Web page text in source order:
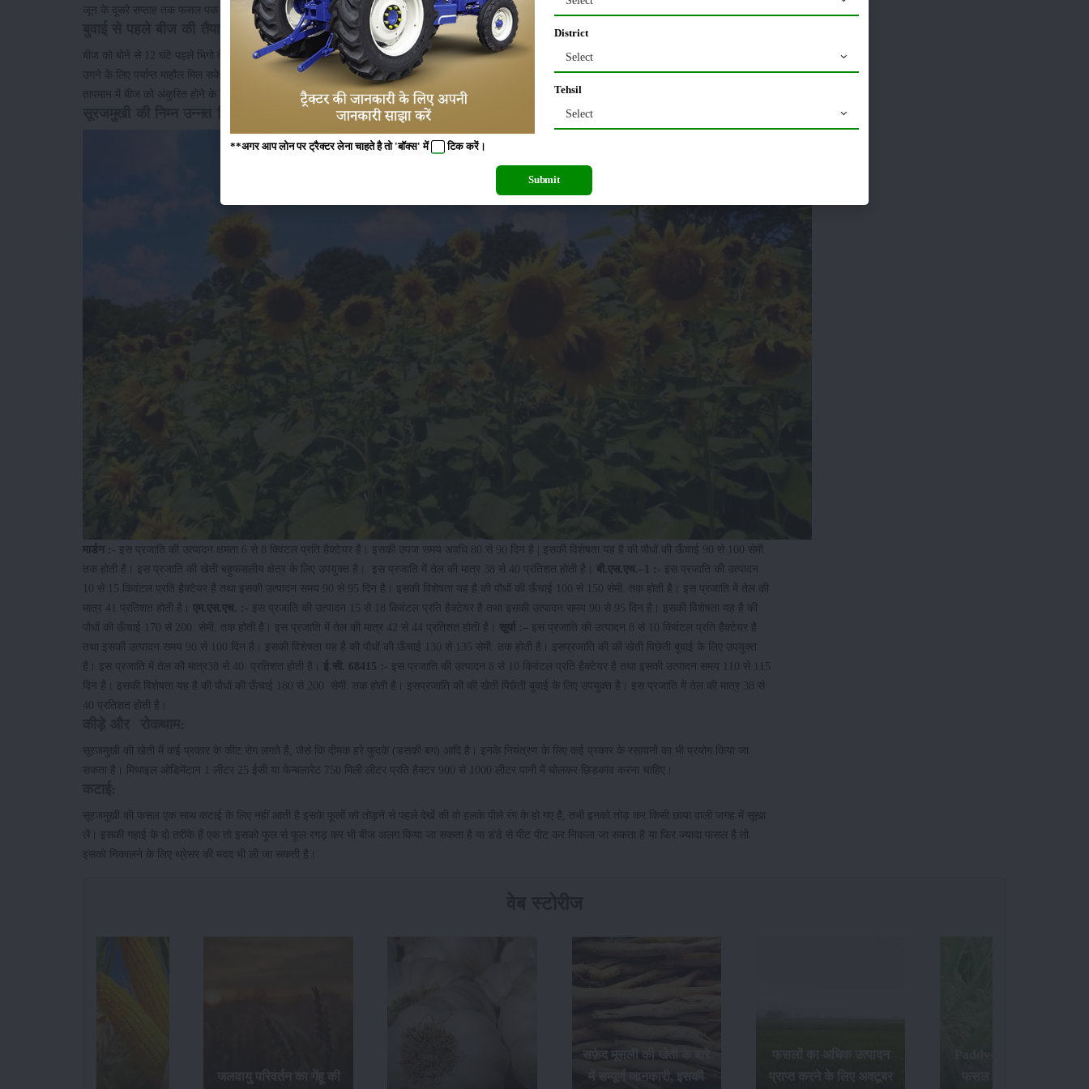
जून के दूसरे सप्ताह तक फसल पक कर तैयार हो जानी चाहिए जिससे की बारिश शुरू होने से पहले घर आ जानी चाहिए। बारिश की वजह से इसमें बहुत नुकसान होता है।
बीज को बोने से 12 घंटे पहले भिगो देना चाहिए और बाद में निकाल कर इसे छाया में सुखा देना चाहिए। इसकी बुवाई दोपहर बाद करनी चाहिए जिससे कि इसके बीज को खेत में ठन्डे में
उगने के लिए पर्याप्त माहौल मिल सके। गर्मी के मौसम में हमेशा याद रखें ज्यादातर बीजों को भिगोकर बोने की सलाह दी जाती है क्योंकि गर्मी में तापमान दिन में बहुत ज्यादा होता है इस
तापमान में बीज को अंकुरित होने के लिए पर्याप्त नमी नहीं मिल पाती है।
मार्डन :- इस प्रजाति की उत्पादन क्षमता 6 से 8 क्विंटल प्रति हैक्टेयर है। इसकी उपज समय अवधि 80 से 90 दिन है | इसकी विशेषता यह है की पौधों की ऊँचाई 90 से 100 सेमी.
तक होती है। इस प्रजाति की खेती बहुफसलीय क्षेत्र के लिए उपयुक्त है। इस प्रजाति में तेल की मात्र 38 से 40 प्रतिशत होती है। बी.एस.एच.–1 :- इस प्रजाति की उत्पादन
10 से 15 किवंटल प्रति हैक्टेयर है तथा इसकी उत्पादन समय 90 से 95 दिन है। इसकी विशेषता यह है की पौधों की ऊँचाई 100 से 150 सेमी. तक होती है। इस प्रजाति में तेल की
मात्र 41 प्रतिशत होती है। एम.एस.एच. :- इस प्रजाति की उत्पादन 15 से 18 किवंटल प्रति हैक्टेयर है तथा इसकी उत्पादन समय 90 से 95 दिन है। इसकी विशेषता यह है की
पौधों की ऊँचाई 170 से 200 सेमी. तक होती है। इस प्रजाति में तेल की मात्र 42 से 44 प्रतिशत होती है। सूर्या :– इस प्रजाति की उत्पादन 8 से 10 किवंटल प्रति हैक्टेयर है
तथा इसकी उत्पादन समय 90 से 100 दिन है। इसकी विशेषता यह है की पौधों की ऊँचाई 130 से 135 सेमी. तक होती है। इसप्रजाति की की खेती पिछेती बुवाई के लिए उपयुक्त
है। इस प्रजाति में तेल की मात्र38 से 40 प्रतिशत होती है। ई.सी. 68415 :- इस प्रजाति की उत्पादन 8 से 10 किवंटल प्रति हैक्टेयर है तथा इसकी उत्पादन समय 110 से 115
दिन है। इसकी विशेषता यह है की पौधों की ऊँचाई 180 से 200 सेमी. तक होती है। इसप्रजाति की की खेती पिछेती बुवाई के लिए उपयुक्त है। इस प्रजाति में तेल की मात्र 38 से
40 प्रतिशत होती है।
सूरजमुखी की खेती में कई प्रकार के कीट रोग लगते है, जैसे कि दीमक हरे फुदके (डसकी बग) आदि है। इनके नियंत्रण के लिए कई प्रकार के रसायनो का भी प्रयोग किया जा
सकता है। मिथाइल ओडिमेंटान 1 लीटर 25 ईसी या फेन्बलारेट 750 मिली लीटर प्रति हैक्टर 900 से 1000 लीटर पानी में घोलकर छिडकाव करना चाहिए।
सूरजमुखी की फसल एक साथ कटाई के लिए नहीं आती है इसके फूलों को तोड़ने से पहले देखें की वो हलके पीले रंग के हो गए है, तभी इनको तोड़ कर किसी छाया वाली जगह में सूखा
लें। इसकी गहाई के दो तरीके हैं एक तो इसको फूल से फूल रगड़ कर भी बीज अलग किया जा सकता है या डंडे से पीट पीट कर निकला जा सकता है या फिर ज्यादा फसल है तो
इसको निकालने के लिए थ्रेसर की मदद भी ली जा सकती है।
फसलों का अधिक उत्पादन
प्राप्त करने के लिए अक्टूबर
Paddy Insects - धान की
फसल में लगने वाले पौध
District
Select
Tehsil
Select
**अगर आप लोन पर ट्रैक्टर लेना चाहते है तो 'बॉक्स' में टिककरें।
Submit